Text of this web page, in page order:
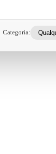
Categoria: